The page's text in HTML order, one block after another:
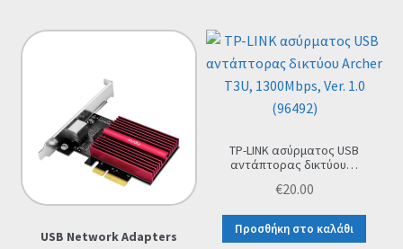
Τρόποι Πληρωμής
Πολιτική επιστροφών
Οι Συνεργασίες μας
USΒ Network Adapters
TP-LINK ασύρματος USB
αντάπτορας δικτύου…
€20.00
Προσθήκη στο καλάθι